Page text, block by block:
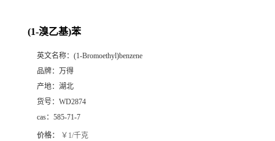
(1-溴乙基)苯
英文名称： (1-Bromoethyl)benzene
品牌： 万得
产地： 湖北
货号： WD2874
cas： 585-71-7
价格： ￥1/千克